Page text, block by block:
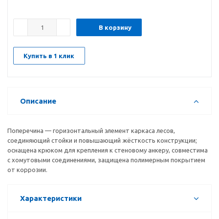
В корзину
Купить в 1 клик
Описание
Поперечина — горизонтальный элемент каркаса лесов,
соединяющий стойки и повышающий жёсткость конструкции;
оснащена крюком для крепления к стеновому анкеру, совместима
с хомутовыми соединениями, защищена полимерным покрытием
от коррозии.
Характеристики